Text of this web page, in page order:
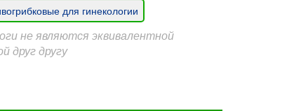
для гинекологии
не являются эквивалентной
друг другу